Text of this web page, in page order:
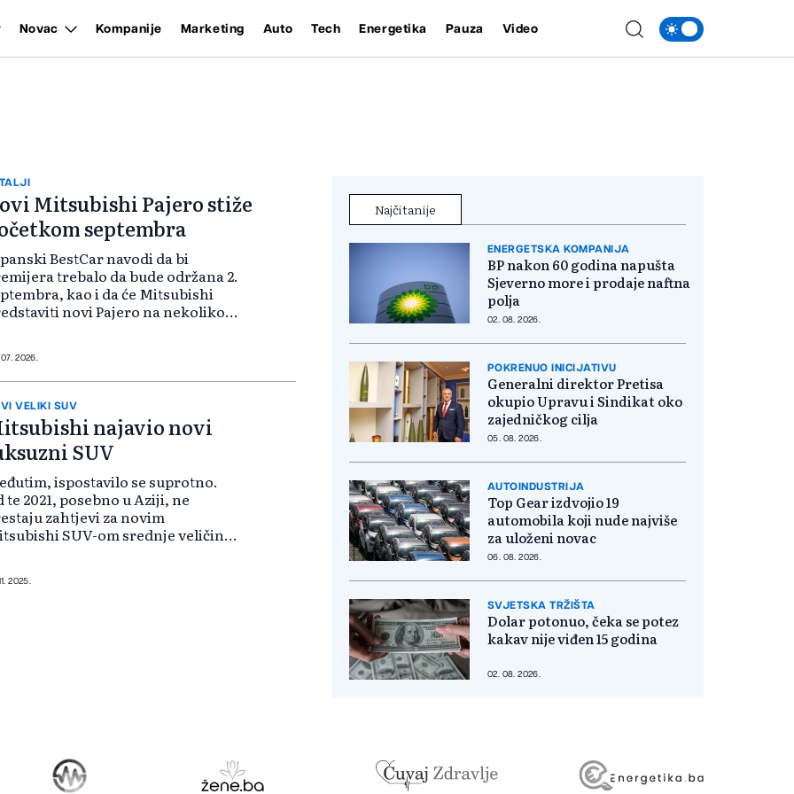
Novac Kompanije Marketing Auto Tech Energetika Pauza Video
Mitsubishi Pajero stiže
septembra
BestCar navodi da bi
trebalo da bude održana 2.
kao i da će Mitsubishi
novi Pajero na nekoliko
Cijena nije
2026.
VELIKI SUV
najavio novi
SUV
ispostavilo se suprotno.
te 2021, posebno u Aziji, ne
zahtjevi za novim
SUV-om srednje veličine
fotografije sugerišu da se
2025.
Najčitanije
ENERGETSKA KOMPANIJA
BP nakon 60 godina napušta
Sjeverno more i prodaje naftna
polja
02. 08. 2026.
POKRENUO INICIJATIVU
Generalni direktor Pretisa
okupio Upravu i Sindikat oko
zajedničkog cilja
05. 08. 2026.
AUTOINDUSTRIJA
Top Gear izdvojio 19
automobila koji nude najviše
za uloženi novac
06. 08. 2026.
SVJETSKA TRŽIŠTA
Dolar potonuo, čeka se potez
kakav nije viđen 15 godina
02. 08. 2026.